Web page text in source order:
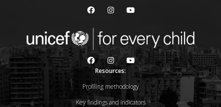
Resources:
Profiling methodology
Key findings and indicators